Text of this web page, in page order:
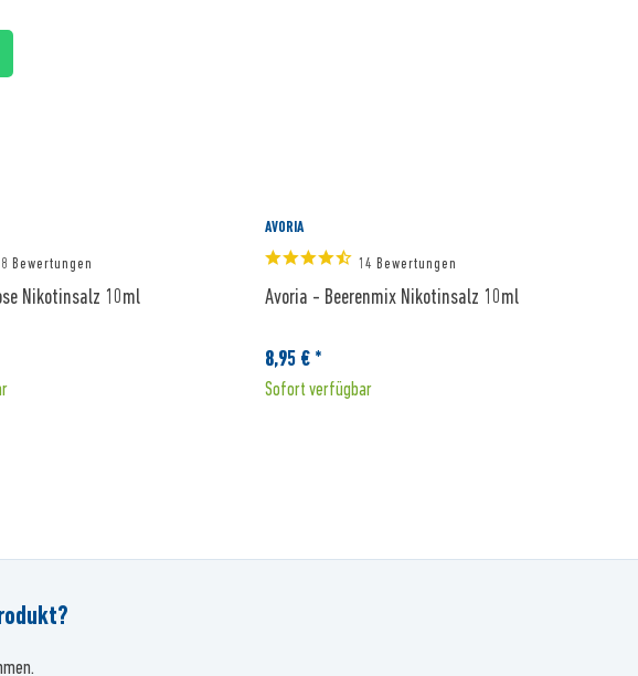
Bewertungen
Nikotinsalz 10ml
AVORIA
14 Bewertungen
Avoria - Beerenmix Nikotinsalz 10ml
8,95 € *
Sofort verfügbar